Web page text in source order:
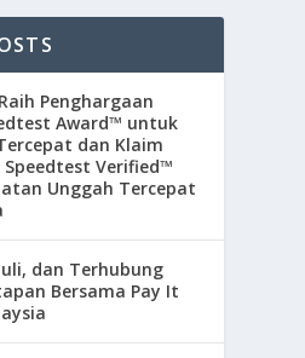
Penghargaan
Award™ untuk
dan Klaim
Verified™
Unggah Tercepat
dan Terhubung
Bersama Pay It